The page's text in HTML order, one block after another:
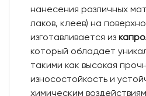
нанесения различных
лаков, клеев) на
изготавливается из
который обладает
такими как высокая
износостойкость и
химическим